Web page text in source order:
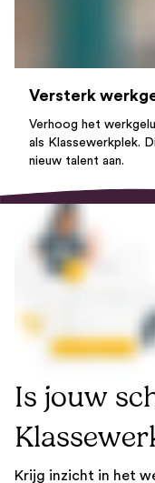
Versterk
Verhoog het
als Klassewerkplek.
nieuw talent aan.
Is jouw
Krijg inzicht in het